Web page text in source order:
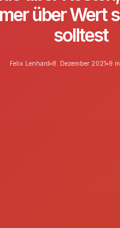
über Wert
solltest
Felix Lenhard 8. Dezember 2021 9